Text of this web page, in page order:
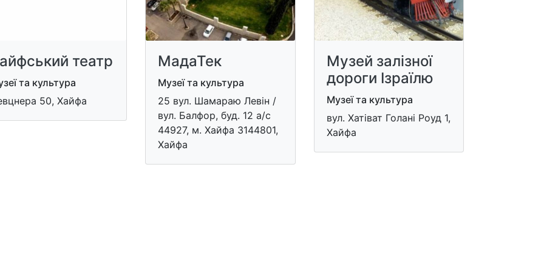
театр
та культура
50, Хайфа
МадаТек
Музеї та культура
​25 вул. Шамараю Левін /
вул. Балфор, буд. 12 а/с
44927, м. Хайфа 3144801,
Хайфа
Музей залізної
дороги Ізраїлю
Музеї та культура
вул. Хатіват Голані Роуд 1,
Хайфа